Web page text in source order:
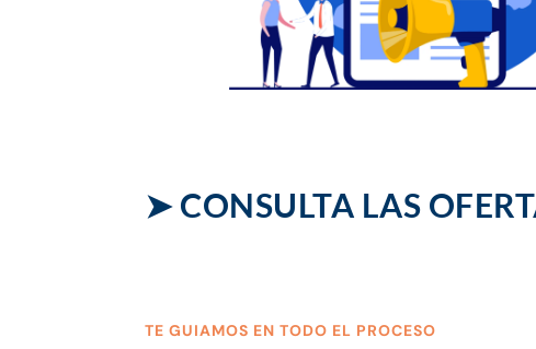
➤ CONSULTA LAS
TE GUIAMOS EN TODO EL PROCESO